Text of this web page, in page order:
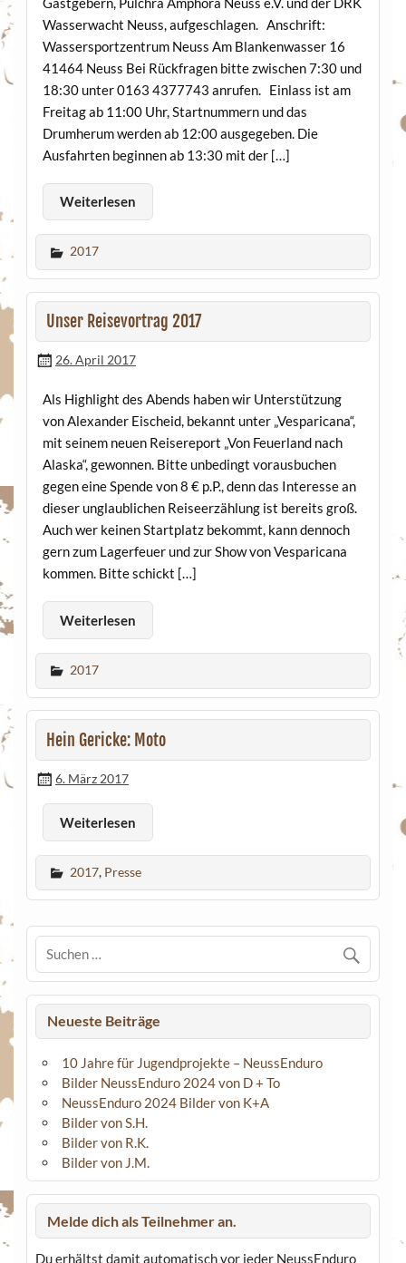
Wasserwacht Neuss, aufgeschlagen. Anschrift:
Wassersportzentrum Neuss Am Blankenwasser 16
41464 Neuss Bei Rückfragen bitte zwischen 7:30 und
18:30 unter 0163 4377743 anrufen. Einlass ist am
Freitag ab 11:00 Uhr, Startnummern und das
Drumherum werden ab 12:00 ausgegeben. Die
Ausfahrten beginnen ab 13:30 mit der […]
Weiterlesen
2017
Unser Reisevortrag 2017
26. April 2017
Als Highlight des Abends haben wir Unterstützung
von Alexander Eischeid, bekannt unter „Vesparicana“,
mit seinem neuen Reisereport „Von Feuerland nach
Alaska“, gewonnen. Bitte unbedingt vorausbuchen
gegen eine Spende von 8 € p.P., denn das Interesse an
dieser unglaublichen Reiseerzählung ist bereits groß.
Auch wer keinen Startplatz bekommt, kann dennoch
gern zum Lagerfeuer und zur Show von Vesparicana
kommen. Bitte schickt […]
Weiterlesen
2017
Hein Gericke: Moto
6. März 2017
Weiterlesen
2017, Presse
Neueste Beiträge
10 Jahre für Jugendprojekte – NeussEnduro
Bilder NeussEnduro 2024 von D + To
NeussEnduro 2024 Bilder von K+A
Bilder von S.H.
Bilder von R.K.
Bilder von J.M.
Melde dich als Teilnehmer an.
Du erhältst damit automatisch vor jeder NeussEnduro